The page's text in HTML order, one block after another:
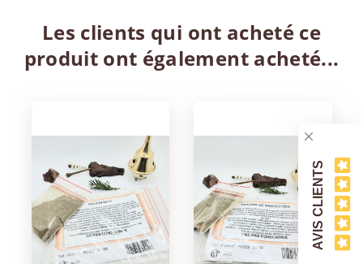
Les clients qui ont acheté ce
produit ont également acheté...
AVIS CLIENTS